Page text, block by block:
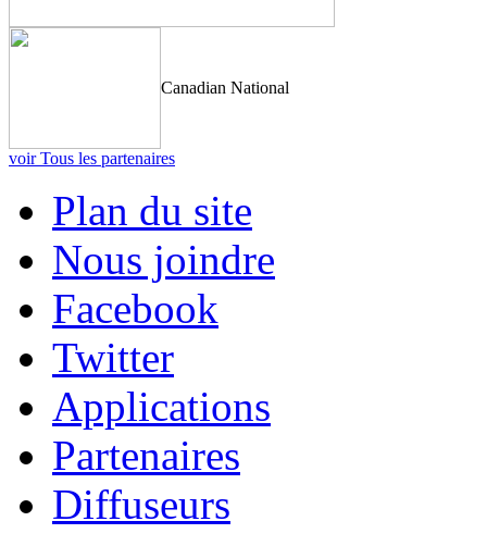
Canadian National
voir Tous les partenaires
Plan du site
Nous joindre
Facebook
Twitter
Applications
Partenaires
Diffuseurs